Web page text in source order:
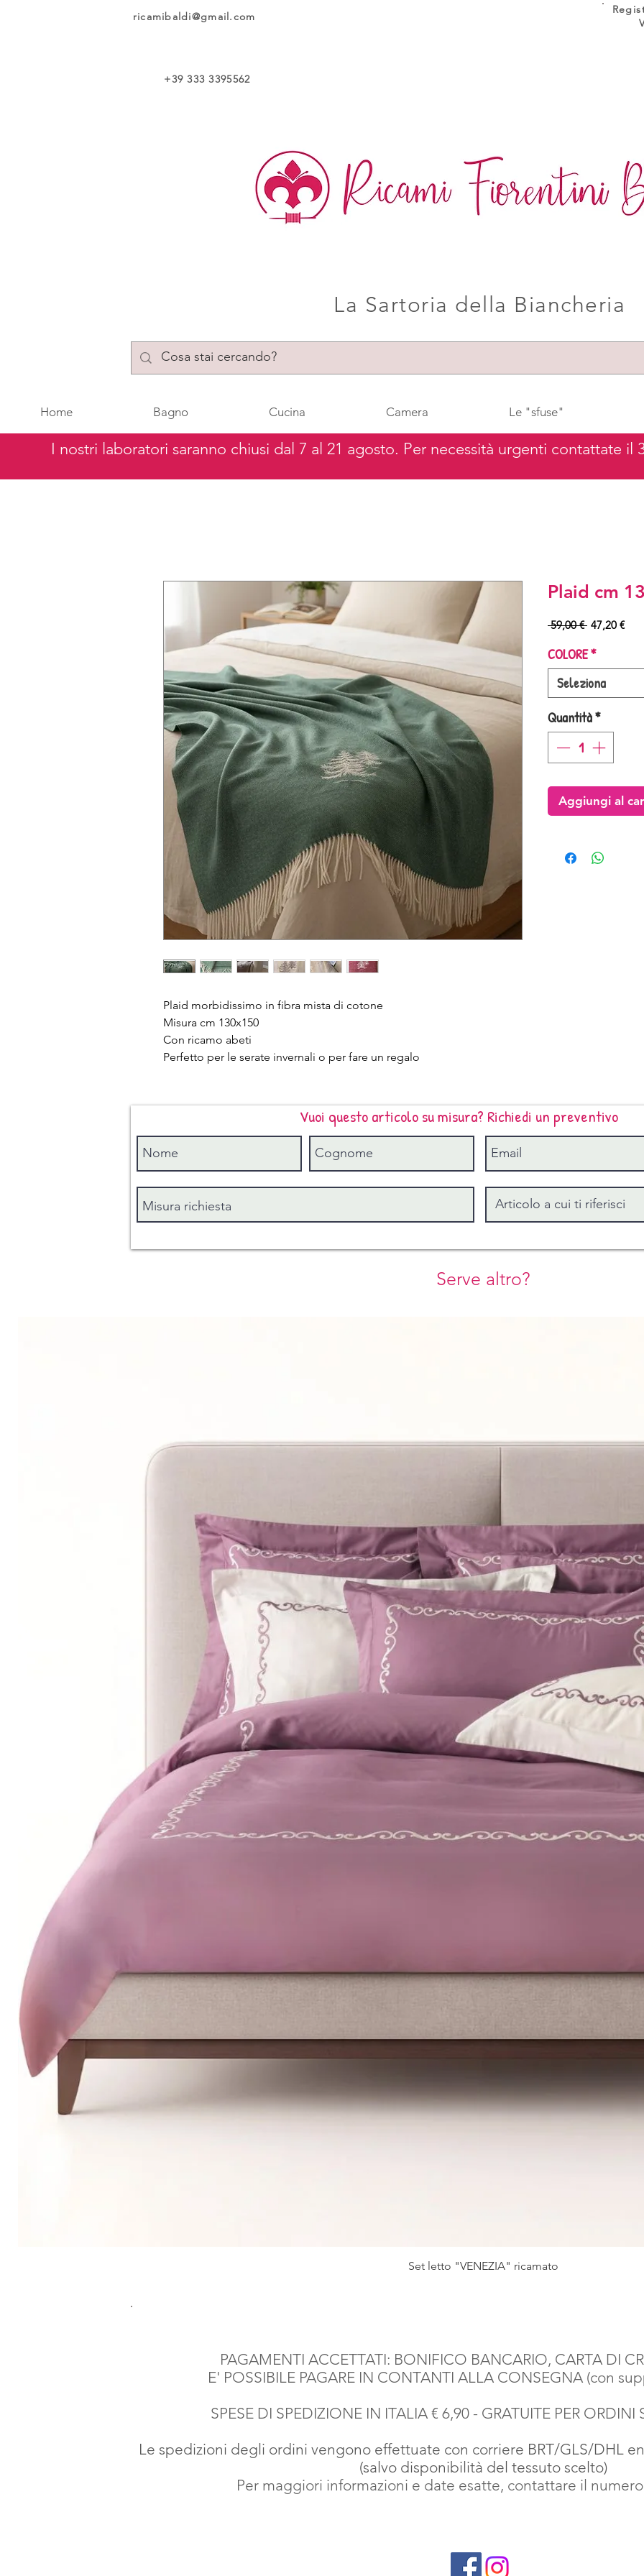
ricamibaldi@gmail.com
+39 333 3395562
La Sartoria della Biancheria
Home Bagno Cucina Camera Le "sfuse"
I nostri laboratori saranno chiusi dal 7 al 21 agosto. Per necessità urgenti contattate il
Plaid morbidissimo in fibra mista di cotone
Misura cm 130x150
Con ricamo abeti
Perfetto per le serate invernali o per fare un regalo
Plaid cm
59,00 € Prezzo
47,20 €
COLORE*
Seleziona
Quantità*
Aggiungi al
Vuoi questo articolo su misura? Richiedi un preventivo
Serve altro?
Vista rapida
Set letto "VENEZIA" ricamato
PAGAMENTI ACCETTATI: BONIFICO BANCARIO, CARTA DI
E' POSSIBILE PAGARE IN CONTANTI ALLA CONSEGNA (con
SPESE DI SPEDIZIONE IN ITALIA € 6,90 - GRATUITE PER ORDINI
Le spedizioni degli ordini vengono effettuate con corriere BRT/GLS/DHL
(salvo disponibilità del tessuto scelto)
Per maggiori informazioni e date esatte, contattare il numero